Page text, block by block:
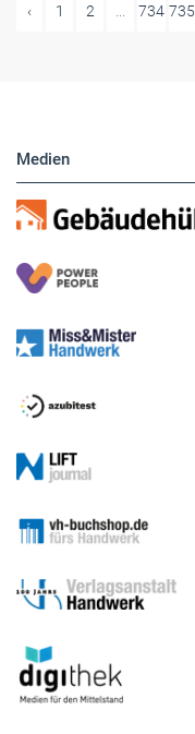
‹ 1 2 ... 734 735
Medien